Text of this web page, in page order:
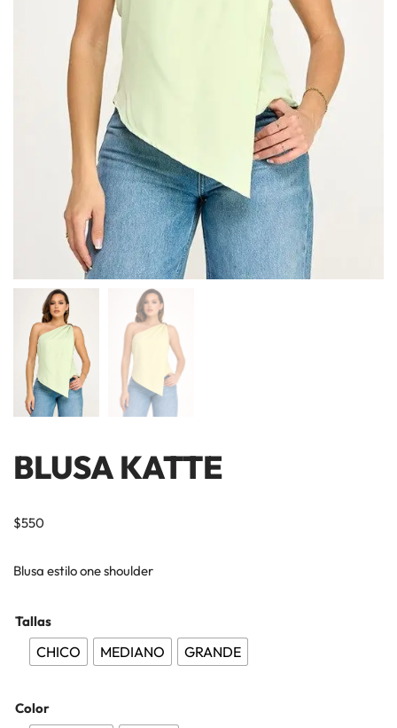
BLUSA KATTE
$550
Blusa estilo one shoulder
Tallas
CHICO MEDIANO GRANDE
Color